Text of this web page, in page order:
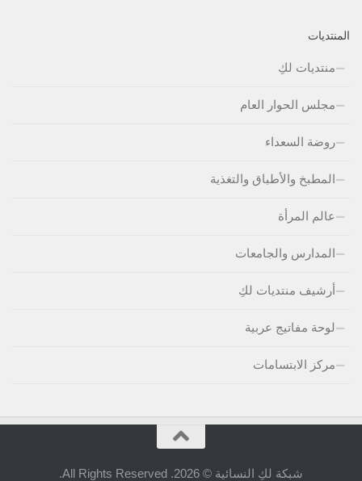
المنتديات
منتديات لكِ
مجلس الحوار العام
روضة السعداء
المطبخ والأطباق والتغذية
عالم المرأة
المدارس والجامعات
أرشيف منتديات لكِ
لوحة مفاتيج عربية
مركز الابتسامات
شبكة لكِ النسائية © 2026. All Rights Reserved.